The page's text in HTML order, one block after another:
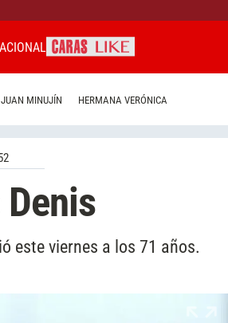
JUAN MINUJÍN HERMANA VERÓNICA
este viernes a los 71 años.